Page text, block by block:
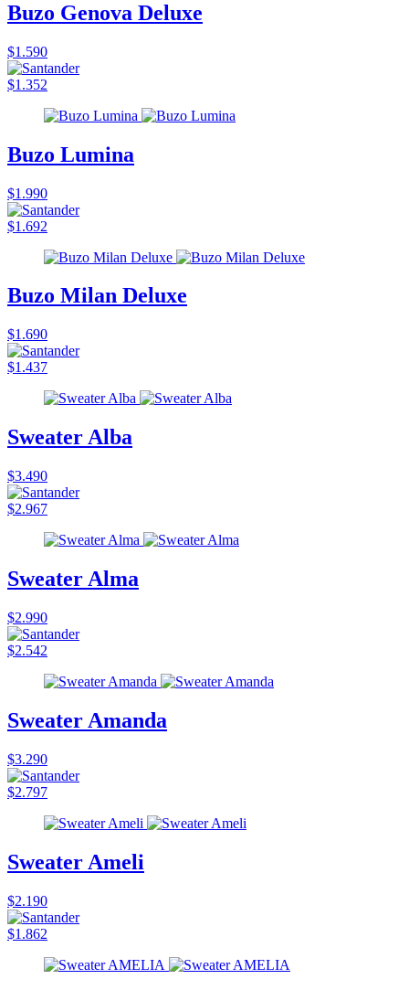
Buzo Genova Deluxe
$1.590
$1.352
Buzo Lumina
$1.990
$1.692
Buzo Milan Deluxe
$1.690
$1.437
Sweater Alba
$3.490
$2.967
Sweater Alma
$2.990
$2.542
Sweater Amanda
$3.290
$2.797
Sweater Ameli
$2.190
$1.862